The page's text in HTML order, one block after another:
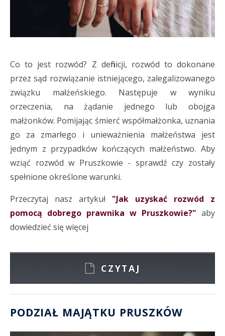
Co to jest rozwód? Z definicji, rozwód to dokonane
przez sąd rozwiązanie istniejącego, zalegalizowanego
związku małżeńskiego. Następuje w wyniku
orzeczenia, na żądanie jednego lub obojga
małżonków. Pomijając śmierć współmałżonka, uznania
go za zmarłego i unieważnienia małżeństwa jest
jednym z przypadków kończących małżeństwo. Aby
wziąć rozwód w Pruszkowie - sprawdź czy zostały
spełnione określone warunki.
Przeczytaj nasz artykuł "Jak uzyskać rozwód z
pomocą dobrego prawnika w Pruszkowie?" aby
dowiedzieć się więcej
CZYTAJ
PODZIAŁ MAJĄTKU PRUSZKÓW